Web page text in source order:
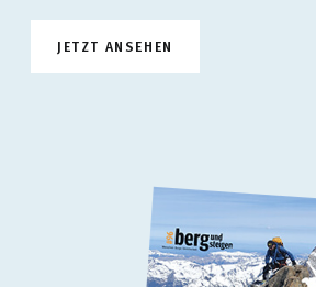
JETZT ANSEHEN